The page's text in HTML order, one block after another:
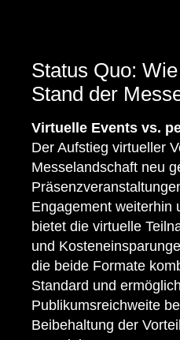
Status Quo:
Stand der
Virtuelle Events vs.
Der Aufstieg virtueller
Messelandschaft neu
Engagement weiterhin
bietet die virtuelle
und
die beide Formate
Standard und
Publikumsreichweite
Beibehaltung der